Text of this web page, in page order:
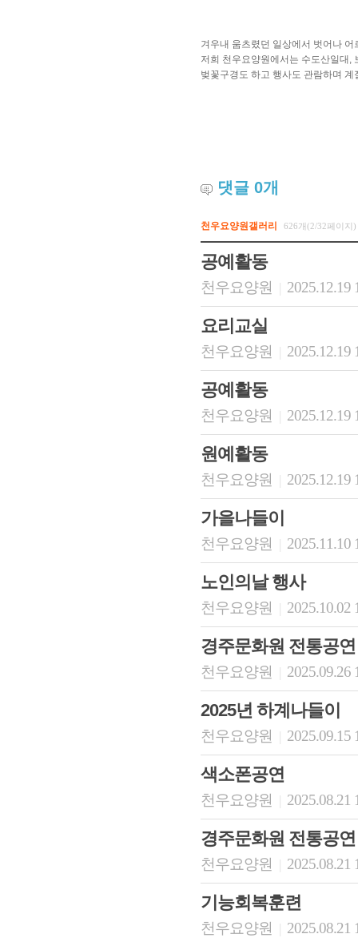
겨우내 움츠렸던 일상에서 벗어나
저희 천우요양원에서는 수도산일대,
벚꽃구경도 하고 행사도 관람하며
댓글 0개
천우요양원갤러리 626개(2/32페이지)
공예활동
천우요양원 2025.12.19
요리교실
천우요양원 2025.12.19
공예활동
천우요양원 2025.12.19
원예활동
천우요양원 2025.12.19
가을나들이
천우요양원 2025.11.10
노인의날 행사
천우요양원 2025.10.02
경주문화원 전통공연
천우요양원 2025.09.26
2025년 하계나들이
천우요양원 2025.09.15
색소폰공연
천우요양원 2025.08.21
경주문화원 전통공연
천우요양원 2025.08.21
기능회복훈련
천우요양원 2025.08.21